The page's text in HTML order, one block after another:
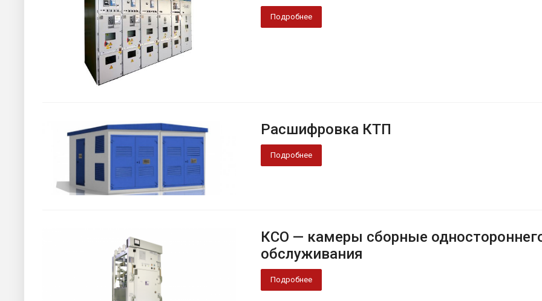
Подробнее
Расшифровка КТП
Подробнее
КСО — камеры сборные
обслуживания
Подробнее